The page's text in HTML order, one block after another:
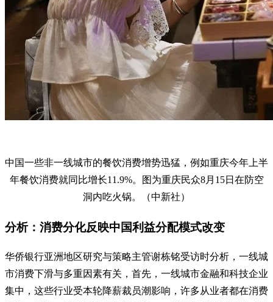
中国一些非一线城市的餐饮消费增势迅猛，例如重庆今年上半
年餐饮消费就同比增长11.9%。图为重庆民众8月15日在防空
洞内吃火锅。（中新社）
分析：消费分化反映中国利益分配模式改变
华侨银行亚洲地区研究与策略主管谢栋铭受访时分析，一线城
市消费下滑与多重因素有关，首先，一线城市金融和科技企业
集中，这些行业受本轮降薪裁员潮影响，许多从业者都在消费